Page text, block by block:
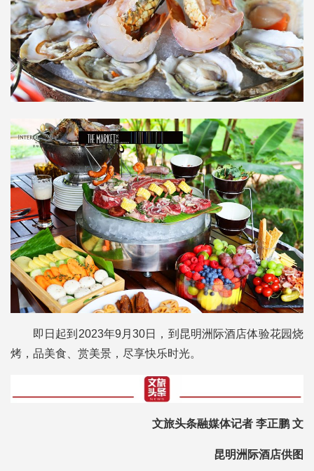
即日起到2023年9月30日，到昆明洲际酒店体验花园烧
烤，品美食、赏美景，尽享快乐时光。
文旅头条融媒体记者 李正鹏 文
昆明洲际酒店供图